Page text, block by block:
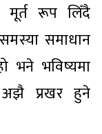
मूर्त रूप लिँदै
समाधान
भने भविष्यमा
अझै प्रखर हुने